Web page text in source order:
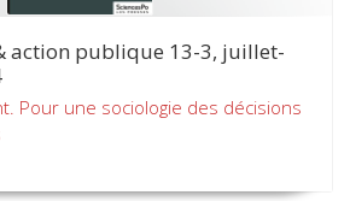
action publique 13-3, juillet-
Pour une sociologie des décisions